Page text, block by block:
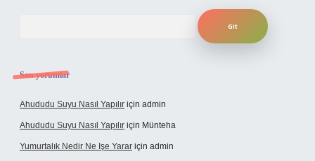
Son yorumlar
Ahududu Suyu Nasıl Yapılır için admin
Ahududu Suyu Nasıl Yapılır için Münteha
Yumurtalık Nedir Ne Işe Yarar için admin